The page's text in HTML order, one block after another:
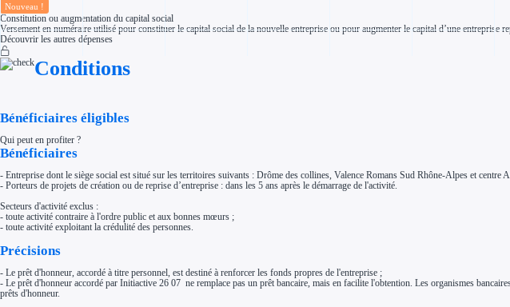
Outre-mer
Aides Région Guadeloupe
Aides Région Guyane
Nos tarifs
Blog
Nos guides
Nos partenaires
Nouveau !
Constitution ou augmentation du capital social
Versement en numéraire utilisé pour constituer le capital social de la nouvelle entreprise ou pour augmenter le capital d’une entreprise
Découvrir les autres dépenses
Conditions
Bénéficiaires éligibles
Qui peut en profiter ?
Bénéficiaires
- Entreprise dont le siège social est situé sur les territoires suivants : Drôme des collines, Valence Romans Sud Rhône-Alpes et centre
- Porteurs de projets de création ou de reprise d’entreprise : dans les 5 ans après le démarrage de l'activité.
Secteurs d'activité exclus :
- toute activité contraire à l'ordre public et aux bonnes mœurs ;
- toute activité exploitant la crédulité des personnes.
Précisions
- Le prêt d'honneur, accordé à titre personnel, est destiné à renforcer les fonds propres de l'entreprise ;
- Le prêt d'honneur accordé par Initiactive 26 07 ne remplace pas un prêt bancaire, mais en facilite l'obtention. Les organismes
prêts d'honneur.